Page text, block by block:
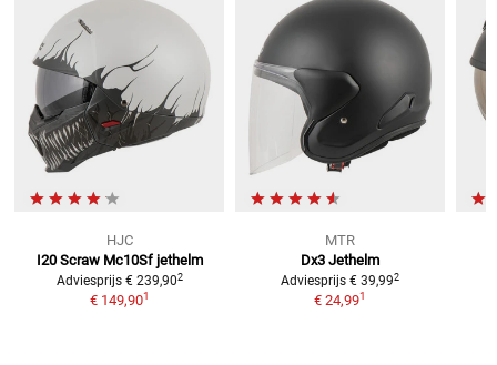
HJC
I20 Scraw Mc10Sf jethelm
Adviesprijs € 239,902
€ 149,901
MTR
Dx3 Jethelm
Adviesprijs € 39,992
€ 24,991